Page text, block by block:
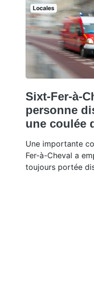
Locales
Sixt-Fer-à-
personne
une coulée
Une importante
Fer-à-Cheval a
toujours portée